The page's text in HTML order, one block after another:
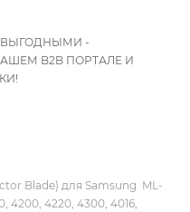
ВЫГОДНЫМИ -
B2B ПОРТАЛЕ И
Blade) для Samsung ML-
4200, 4220, 4300, 4016,